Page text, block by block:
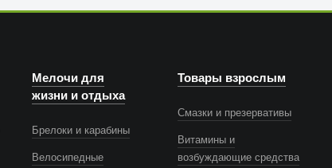
Мелочи для
жизни и отдыха
Брелоки и карабины
Велосипедные
Товары взрослым
Смазки и презервативы
Витамины и
возбуждающие средства